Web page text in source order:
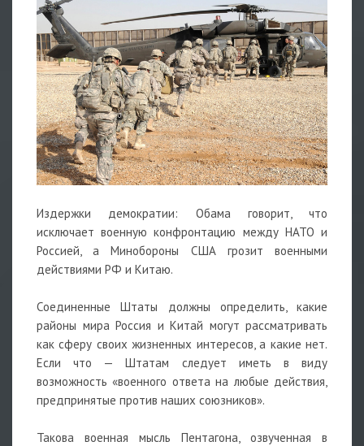
Издержки демократии: Обама говорит, что
исключает военную конфронтацию между НАТО и
Россией, а Минобороны США грозит военными
действиями РФ и Китаю.
Соединенные Штаты должны определить, какие
районы мира Россия и Китай могут рассматривать
как сферу своих жизненных интересов, а какие нет.
Если что — Штатам следует иметь в виду
возможность «военного ответа на любые действия,
предпринятые против наших союзников».
Такова военная мысль Пентагона, озвученная в